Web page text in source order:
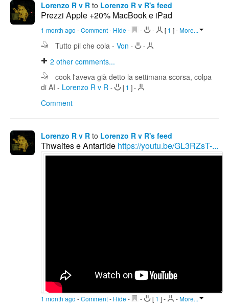
Lorenzo R v R to Lorenzo R v R's feed
Prezzi Apple +20% MacBook e iPad
1 month ago -Comment- Hide - - - [ 1 ]-More...
Tutto pil che cola - Von - -
2 other comments...
cook l'aveva già detto la settimana scorsa, colpa
di AI - Lorenzo R v R - [ 1 ]-
Comment
Lorenzo R v R to Lorenzo R v R's feed
Thwaites e Antartide https://youtu.be/GL3RZsT-...
1 month ago -Comment- Hide - - [ 1 ]- -More...